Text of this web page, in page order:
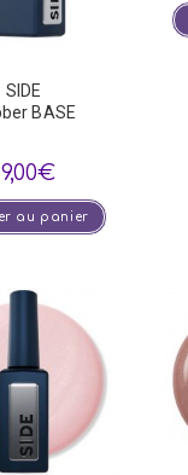
SIDE
BASE
€
au panier